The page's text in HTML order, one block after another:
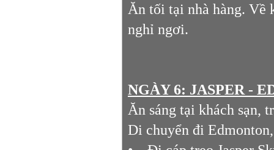
Ăn tối tại nhà hàng. Về
nghỉ ngơi.
NGÀY 6: JASPER -
Ăn sáng tại khách sạn,
Di chuyển đi